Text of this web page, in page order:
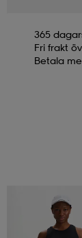
365
Fri frakt
Betala